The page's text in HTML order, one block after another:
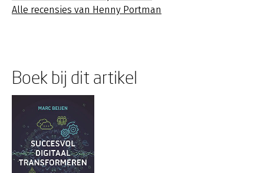
Alle recensies van Henny Portman
Boek bij dit artikel